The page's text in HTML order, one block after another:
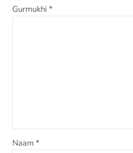
Gurmukhi *
Naam *